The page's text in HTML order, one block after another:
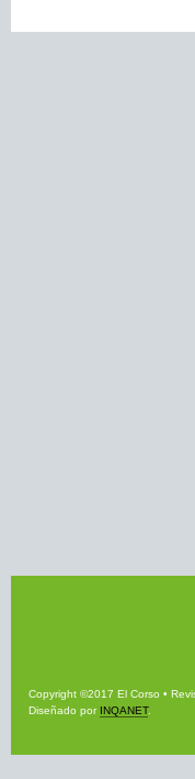
Copyright ©2017 El Corso •
Diseñado por INQANET.